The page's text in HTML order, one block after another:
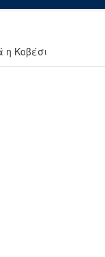
Κοβέσι